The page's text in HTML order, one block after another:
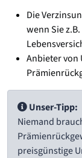
Die
wenn Sie
Anbieter von
Unser-Tipp:
Niemand
preisgünstige